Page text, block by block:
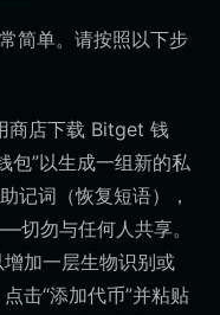
简单。请按照以下步
商店下载 Bitget 钱
包”以生成一组新的私
记词（恢复短语），
勿与任何人共享。
加一层生物识别或
击“添加代币”并粘贴